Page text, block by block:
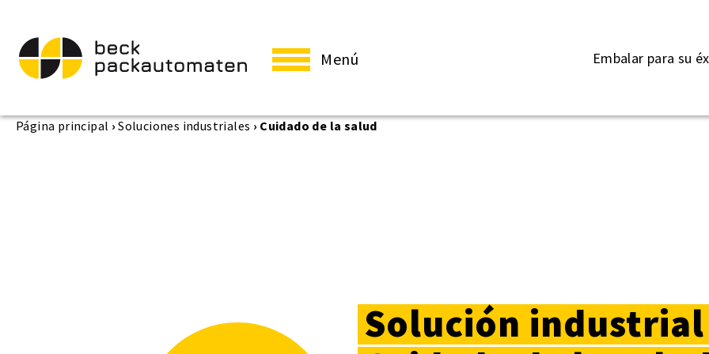
Menú Embalar para su
Página principal › Soluciones industriales › Cuidado de la salud
Solución industrial